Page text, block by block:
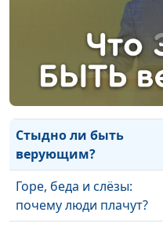
Высшая степень
неблагодарности
Сила добрых дел
Стыдно ли быть
верующим?
Горе, беда и слёзы:
почему люди плачут?